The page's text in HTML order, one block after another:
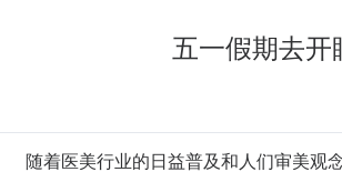
五一假期去开
随着医美行业的日益普及和人们审美观